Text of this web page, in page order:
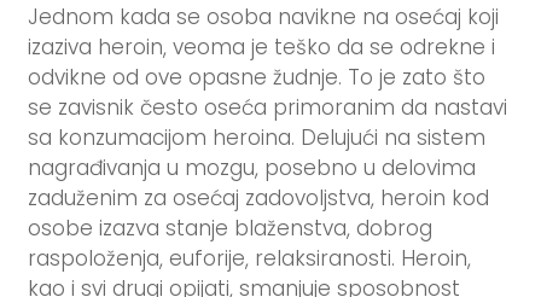
Jednom kada se osoba navikne na osećaj koji
izaziva heroin, veoma je teško da se odrekne i
odvikne od ove opasne žudnje. To je zato što
se zavisnik često oseća primoranim da nastavi
sa konzumacijom heroina. Delujući na sistem
nagrađivanja u mozgu, posebno u delovima
zaduženim za osećaj zadovoljstva, heroin kod
osobe izazva stanje blaženstva, dobrog
raspoloženja, euforije, relaksiranosti. Heroin,
kao i svi drugi opijati, smanjuje sposobnost